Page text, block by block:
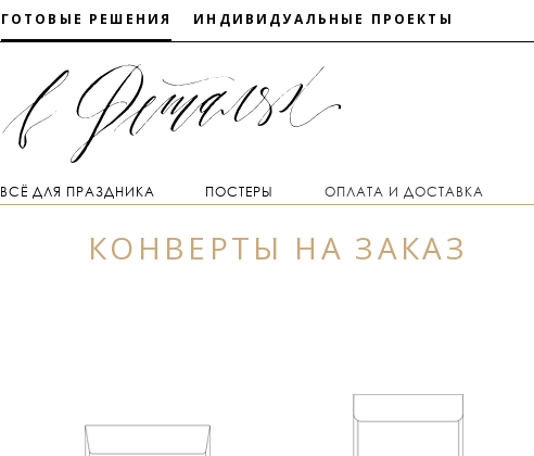
ГОТОВЫЕ РЕШЕНИЯ ИНДИВИДУАЛЬНЫЕ ПРОЕКТЫ
ВСЁ ДЛЯ ПРАЗДНИКА ПОСТЕРЫ ОПЛАТА И ДОСТАВКА
КОНВЕРТЫ НА ЗАКАЗ